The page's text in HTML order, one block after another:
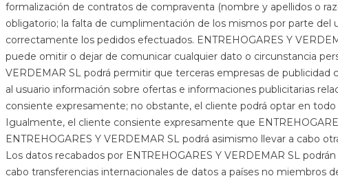
formalización de contratos de compraventa (nombre y apellidos o
obligatorio; la falta de cumplimentación de los mismos por parte del
correctamente los pedidos efectuados. ENTREHOGARES Y
puede omitir o dejar de comunicar cualquier dato o circunstancia
VERDEMAR SL podrá permitir que terceras empresas de
al usuario información sobre ofertas e informaciones publicitarias
consiente expresamente; no obstante, el cliente podrá optar en
Igualmente, el cliente consiente expresamente que
ENTREHOGARES Y VERDEMAR SL podrá asimismo llevar a cabo
Los datos recabados por ENTREHOGARES Y VERDEMAR SL
cabo transferencias internacionales de datos a países no miembros